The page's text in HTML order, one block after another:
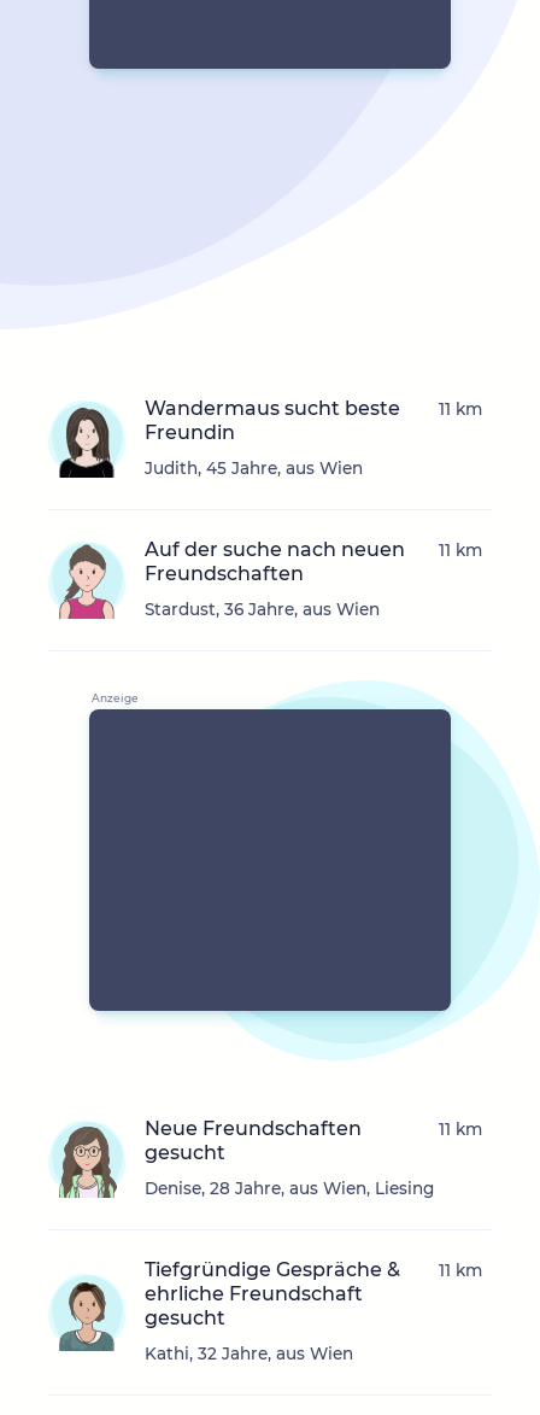
Wandermaus sucht beste
Freundin
Judith, 45 Jahre, aus Wien
11 km
Auf der suche nach neuen
Freundschaften
Stardust, 36 Jahre, aus Wien
11 km
Neue Freundschaften
gesucht
Denise, 28 Jahre, aus Wien, Liesing
11 km
Tiefgründige Gespräche &
ehrliche Freundschaft
gesucht
Kathi, 32 Jahre, aus Wien
11 km